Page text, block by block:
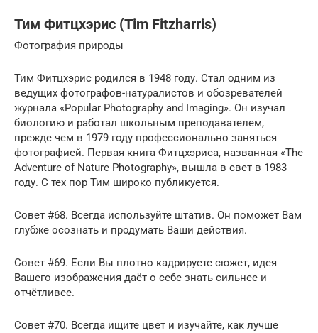
Тим Фитцхэрис (Tim Fitzharris)
Фотография природы
Тим Фитцхэрис родился в 1948 году. Стал одним из
ведущих фотографов-натуралистов и обозревателей
журнала «Popular Photography and Imaging». Он изучал
биологию и работал школьным преподавателем,
прежде чем в 1979 году профессионально заняться
фотографией. Первая книга Фитцхэриса, названная «The
Adventure of Nature Photography», вышла в свет в 1983
году. С тех пор Тим широко публикуется.
Совет #68. Всегда используйте штатив. Он поможет Вам
глубже осознать и продумать Ваши действия.
Совет #69. Если Вы плотно кадрируете сюжет, идея
Вашего изображения даёт о себе знать сильнее и
отчётливее.
Совет #70. Всегда ищите цвет и изучайте, как лучше